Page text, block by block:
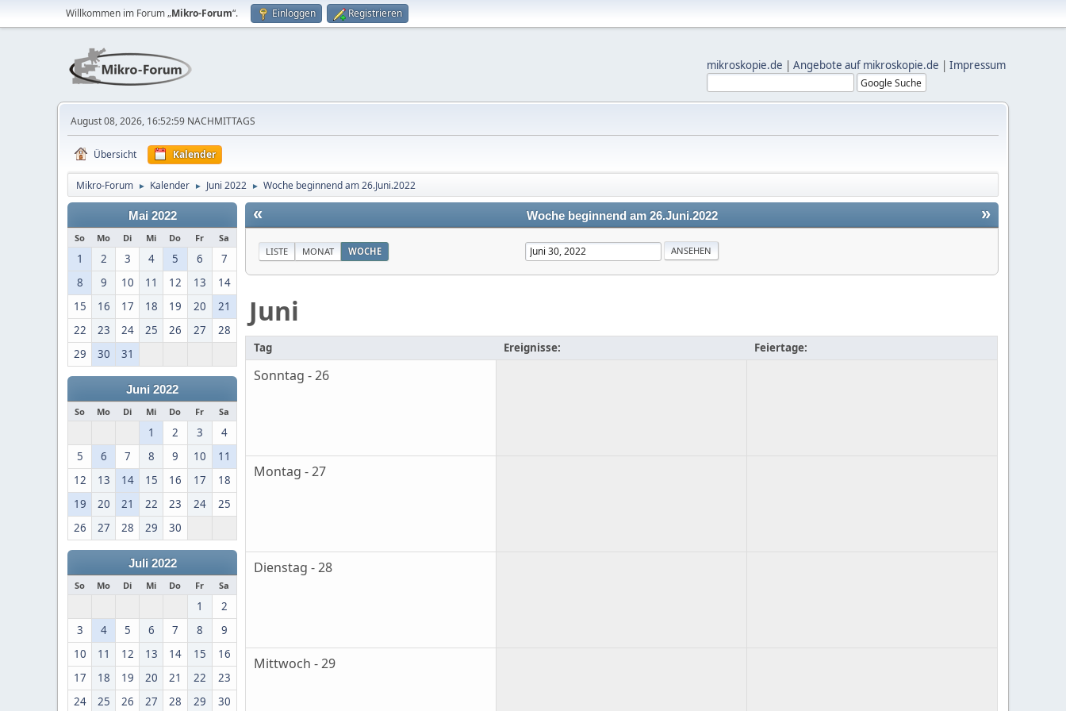
Willkommen im Forum „Mikro-Forum“. Einloggen Registrieren
mikroskopie.de | Angebote auf mikroskopie.de | Impressum
August 08, 2026, 16:52:59 NACHMITTAGS
Übersicht Kalender
Mikro-Forum ► Kalender ► Juni 2022 ► Woche beginnend am 26.Juni.2022
Mai 2022
So Mo Di Mi Do Fr Sa
1 2 3 4 5 6
7
8
9 10 11 12 13
14
15
16 17 18 19 20
21
22
23 24 25 26 27
28
29
30 31
Juni 2022
So Mo Di Mi Do Fr Sa
1 2 3
4
5
6 7 8 9 10
11
12
13 14 15 16 17
18
19
20 21 22 23 24
25
26
27 28 29 30
Juli 2022
So Mo Di Mi Do Fr Sa
1
2
3
4 5 6 7 8
9
10
11 12 13 14 15
16
17
18 19 20 21 22
23
24
25 26 27 28 29
30
« »
Woche beginnend am 26.Juni.2022
LISTE MONAT WOCHE
Juni
Tag Ereignisse: Feiertage:
Sonntag - 26
Montag - 27
Dienstag - 28
Mittwoch - 29